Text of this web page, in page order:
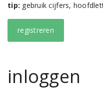
tip: gebruik cijfers,
inloggen